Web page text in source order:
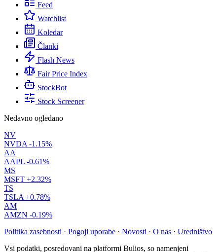
Feed
Watchlist
Koledar
Članki
Flash News
Fair Price Index
StockBot
Stock Screener
Nedavno ogledano
NV
NVDA -1.15%
AA
AAPL -0.61%
MS
MSFT +2.32%
TS
TSLA +0.78%
AM
AMZN -0.19%
Politika zasebnosti · Pogoji uporabe · Novosti · O nas · Uredništvo
Vsi podatki, posredovani na platformi Bulios, so namenjeni